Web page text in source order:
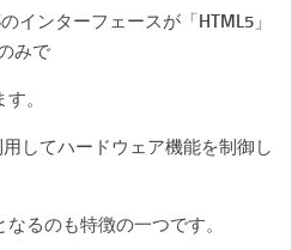
インターフェースが「HTML5」
みで
。
用してハードウェア機能を制御し
るのも特徴の一つです。